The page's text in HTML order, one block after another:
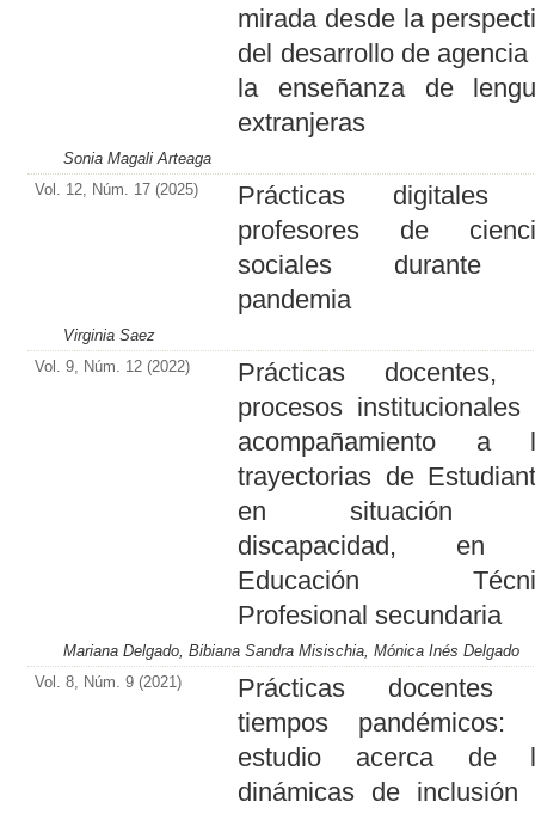
mirada desde la
del desarrollo de agencia
la enseñanza de
extranjeras
Sonia Magali Arteaga
Vol. 12, Núm. 17 (2025)
Prácticas digitales
profesores de
sociales durante
pandemia
Virginia Saez
Vol. 9, Núm. 12 (2022)
Prácticas docentes,
procesos institucionales
acompañamiento a
trayectorias de
en situación
discapacidad, en
Educación
Profesional secundaria
Mariana Delgado, Bibiana Sandra Misischia, Mónica Inés Delgado
Vol. 8, Núm. 9 (2021)
Prácticas docentes
tiempos pandémicos:
estudio acerca de
dinámicas de inclusión